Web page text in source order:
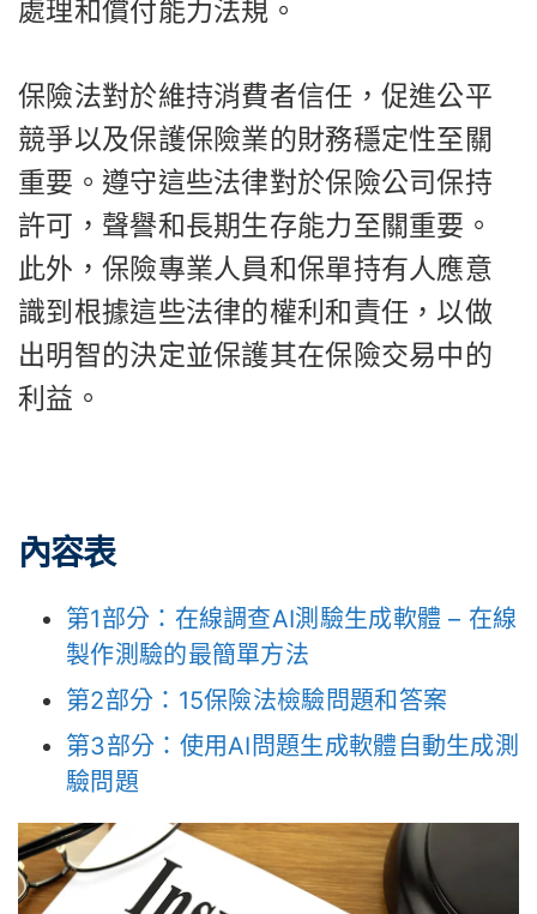
處理和償付能力法規。
保險法對於維持消費者信任，促進公平
競爭以及保護保險業的財務穩定性至關
重要。遵守這些法律對於保險公司保持
許可，聲譽和長期生存能力至關重要。
此外，保險專業人員和保單持有人應意
識到根據這些法律的權利和責任，以做
出明智的決定並保護其在保險交易中的
利益。
內容表
第1部分：在線調查AI測驗生成軟體 – 在線
製作測驗的最簡單方法
第2部分：15保險法檢驗問題和答案
第3部分：使用AI問題生成軟體自動生成測
驗問題